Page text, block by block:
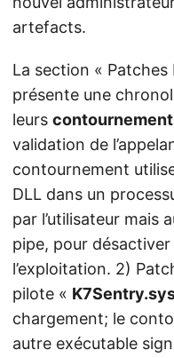
artefacts.
La section «
présente une
leurs
validation de
contournement
DLL dans un
par l’utilisateur mais
pipe, pour
l’exploitation. 2)
pilote «
chargement; le
autre exécutable